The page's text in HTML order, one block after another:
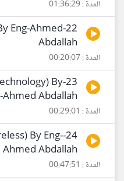
المدة : 01:36:29
Eng-Ahmed
Abdallah
المدة : 00:20:07
By
Ahmed Abdallah
المدة : 00:29:01
By Eng-
Ahmed Abdallah
المدة : 00:47:51